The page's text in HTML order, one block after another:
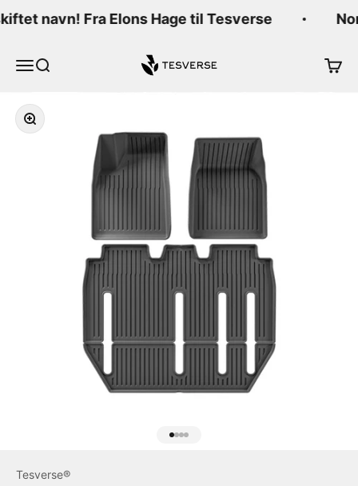
navn! Fra Elons Hage til Tesverse
Meny
Søk Tesverse
Forstørr
Tesverse®